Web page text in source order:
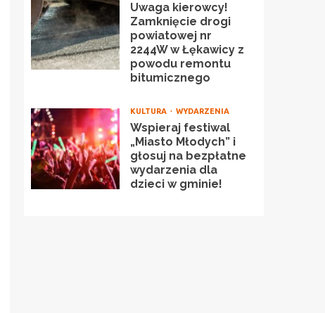
Uwaga kierowcy!
Zamknięcie drogi
powiatowej nr
2244W w Łękawicy z
powodu remontu
bitumicznego
KULTURA WYDARZENIA
Wspieraj festiwal
„Miasto Młodych” i
głosuj na bezpłatne
wydarzenia dla
dzieci w gminie!